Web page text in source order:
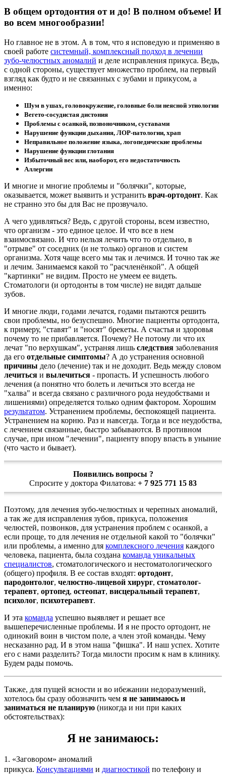
В общем ортодонтия от и до! В полном объеме! И
во всем многообразии!
Но главное не в этом. А в том, что я исповедую и применяю в
своей работе системный, комплексный подход в лечении
зубо-челюстных аномалий и деле исправления прикуса. Ведь,
с одной стороны, существует множество проблем, на первый
взгляд как будто и не связанных с зубами и прикусом, а
именно:
Шум в ушах, головокружение, головные боли неясной этиологии
Вегето-сосудистая дистония
Проблемы с осанкой, позвоночником, суставами
Нарушение функции дыхания, ЛОР-патологии, храп
Неправильное положение языка, логопедические проблемы
Нарушение функции глотания
Избыточный вес или, наоборот, его недостаточность
Аллергии
И многие и многие проблемы и "болячки", которые,
оказывается, может выявить и устранить врач-ортодонт. Как
не странно это бы для Вас не прозвучало.
А чего удивляться? Ведь, с другой стороны, всем известно,
что организм - это единое целое. И что все в нем
взаимосвязано. И что нельзя лечить что то отдельно, в
"отрыве" от соседних (и не только) органов и систем
организма. Хотя чаще всего мы так и лечимся. И точно так же
и лечим. Занимаемся какой то "расчленёнкой". А общей
"картинки" не видим. Просто не умеем ее видеть.
Стоматологи (и ортодонты в том числе) не видят дальше
зубов.
И многие люди, годами лечатся, годами пытаются решить
свои проблемы, но безуспешно. Многие пациенты ортодонта,
к примеру, "ставят" и "носят" брекеты. А счастья и здоровья
почему то не прибавляется. Почему? Не потому ли что их
лечат "по верхушкам", устраняя лишь следствия заболевания
да его отдельные симптомы? А до устранения основной
причины дело (лечение) так и не доходит. Ведь между словом
лечиться и вылечиться - пропасть. И успешность любого
лечения (а понятно что болеть и лечиться это всегда не
"халва" и всегда связано с различного рода неудобствами и
лишениями) определяется только одним фактором. Хорошим
результатом. Устранением проблемы, беспокоящей пациента.
Устранением на корню. Раз и навсегда. Тогда и все неудобства,
с лечением связанные, быстро забываются. В противном
случае, при ином "лечении", пациенту впору впасть в уныние
(что часто и бывает).
Появились вопросы ?
Спросите у доктора Филатова: + 7 925 771 15 83
Поэтому, для лечения зубо-челюстных и черепных аномалий,
а так же для исправления зубов, прикуса, положения
челюстей, позвонков, для устранения проблем с осанкой, а
если проще, то для лечения не отдельной какой то "болячки"
или проблемы, а именно для комплексного лечения каждого
человека, пациента, была создана команда уникальных
специалистов, стоматологического и нестоматологического
(общего) профиля. В ее состав входят: ортодонт,
пародонтолог, челюстно-лицевой хирург, стоматолог-
терапевт, ортопед, остеопат, висцеральный терапевт,
психолог, психотерапевт.
И эта команда успешно выявляет и решает все
вышеперечисленные проблемы. И я не просто ортодонт, не
одинокий воин в чистом поле, а член этой команды. Чему
несказанно рад. И в этом наша "фишка". И наш успех. Хотите
его с нами разделить? Тогда милости просим к нам в клинику.
Будем рады помочь.
Также, для пущей ясности и во ибежании недоразумений,
хотелось бы сразу обозначить чем я не занимаюсь и
заниматься не планирую (никогда и ни при каких
обстоятельствах):
Я не занимаюсь:
1. «Заговором» аномалий
прикуса. Консультациями и диагностикой по телефону и